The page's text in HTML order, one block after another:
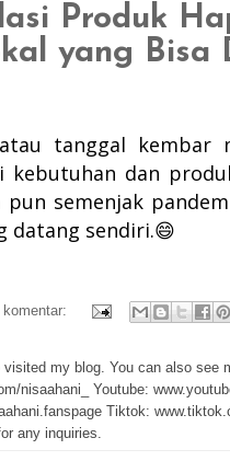
Produk
yang Bisa
atau tanggal kembar
kebutuhan dan
pun semenjak
datang sendiri.😄
komentar:
visited my blog. You can also see
nisaahani_ Youtube:
Tiktok:
any inquiries.